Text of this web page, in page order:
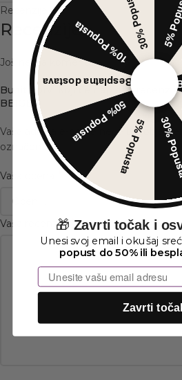
Recenzije (0)
Recenzije
Još nema komentara.
Budite prvi koji će napisati recenziju
BEIGE“
Vaša adresa e-pošte neće biti
označena*
Vaša ocena
Vaša recenzija *
5%
30%
5% Popusta
50% Popusta
Besplatna dostava
10% Popusta30% Popusta
🎁 Zavrti točak i
Unesi svoj email i okušaj
popust do 50% ili
Email
Zavrti